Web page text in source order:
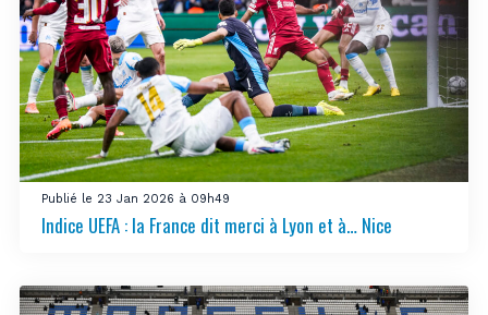
Publié le 23 Jan 2026 à 09h49
Indice UEFA : la France dit merci à Lyon et à… Nice